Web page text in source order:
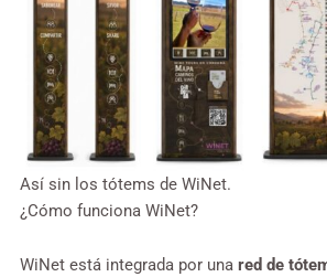
Así sin los tótems de WiNet.
¿Cómo funciona WiNet?
WiNet está integrada por una red de